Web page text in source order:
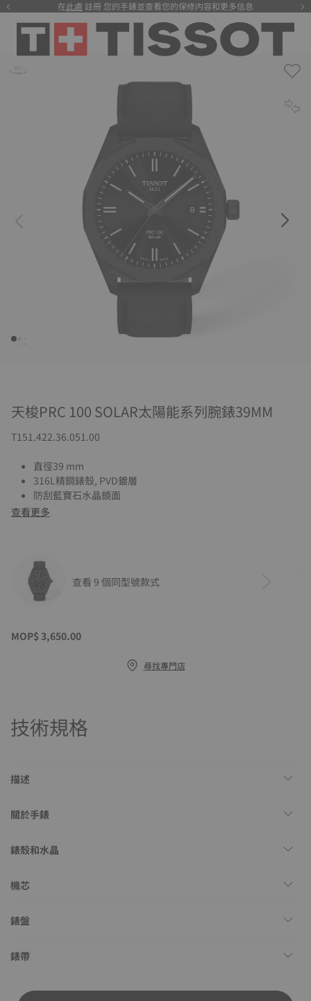
在此處 註冊 您的手錶並查看您的保修内容和更多信息
注册
天梭PRC 100 SOLAR太陽能系列腕錶39MM
T151.422.36.051.00
直徑39 mm
316L精鋼錶殼, PVD鍍層
防刮藍寶石水晶鏡面
查看更多
查看 9 個同型號款式
MOP$ 3,650.00
尋找專門店
技術規格
描述
關於手錶
錶殼和水晶
機芯
錶盤
錶帶